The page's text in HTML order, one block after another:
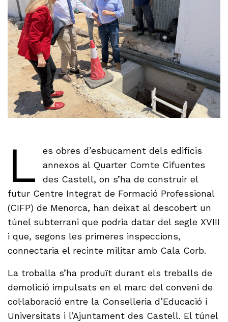
L
es obres d’esbucament dels edificis
annexos al Quarter Comte Cifuentes
des Castell, on s’ha de construir el
futur Centre Integrat de Formació Professional
(CIFP) de Menorca, han deixat al descobert un
túnel subterrani que podria datar del segle XVIII
i que, segons les primeres inspeccions,
connectaria el recinte militar amb Cala Corb.
La troballa s’ha produït durant els treballs de
demolició impulsats en el marc del conveni de
col·laboració entre la Conselleria d’Educació i
Universitats i l’Ajuntament des Castell. El túnel